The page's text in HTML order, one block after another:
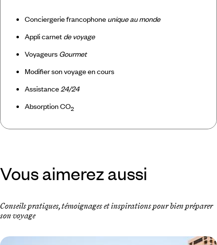
Conciergerie francophone unique au monde
Appli carnet de voyage
Voyageurs Gourmet
Modifier son voyage en cours
Assistance24/24
Absorption CO2
Vous aimerez aussi
Conseils pratiques, témoignages et inspirations pour bien préparer
son voyage